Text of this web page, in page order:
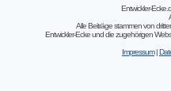
Entwickler-
Alle Beiträge stammen von
Entwickler-Ecke und die zugehörigen
Impressum|